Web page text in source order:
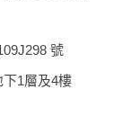
號
1層及4樓